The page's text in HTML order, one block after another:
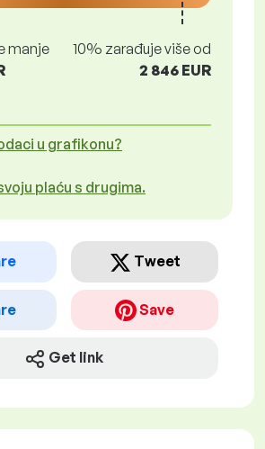
manje
10% zarađuje više od
2 846 EUR
u grafikonu?
plaću s drugima.
Tweet
Save
Get link